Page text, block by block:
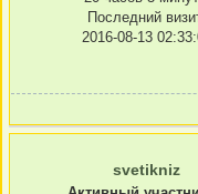
Последний
2016-08-13
svetikniz